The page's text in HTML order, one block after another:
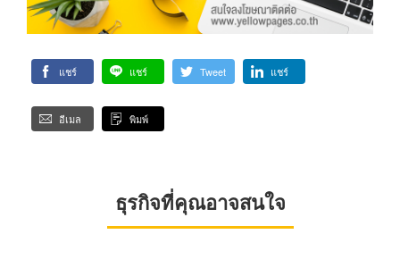
แชร์ แชร์ Tweet แชร์
อีเมล พิมพ์
ธุรกิจที่คุณอาจสนใจ